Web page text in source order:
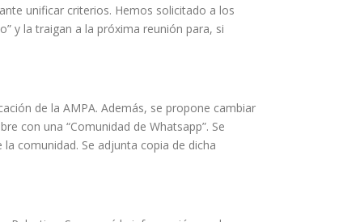
unificar criterios. Hemos solicitado a los
y la traigan a la próxima reunión para, si
de la AMPA. Además, se propone cambiar
con una “Comunidad de Whatsapp”. Se
comunidad. Se adjunta copia de dicha